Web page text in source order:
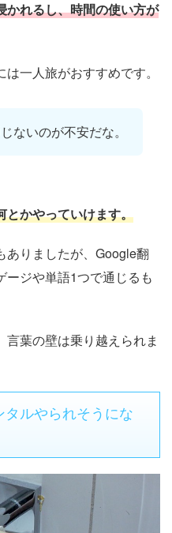
かれるし、時間の使い方が
一人旅がおすすめです。
ないのが不安だな。
とかやっていけます。
ありましたが、Google翻
ジや単語1つで通じるも
葉の壁は乗り越えられま
ルやられそうにな